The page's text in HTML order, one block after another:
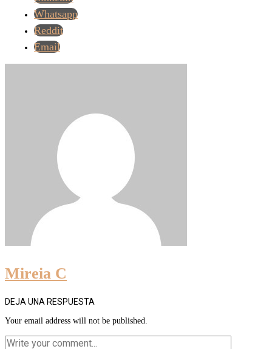
Whatsapp
Reddit
Email
Mireia C
DEJA UNA RESPUESTA
Your email address will not be published.